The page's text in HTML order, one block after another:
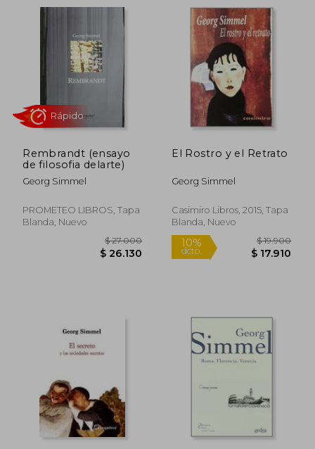
10%
dcto. $ 21.600
29%
dcto. $
Rápido
Rembrandt (ensayo
de filosofia delarte)
Georg Simmel
PROMETEO LIBROS, Tapa
Blanda, Nuevo
Rápido
El Rostro y el Retrato
Georg Simmel
Casimiro Libros, 2015, Tapa
Blanda, Nuevo